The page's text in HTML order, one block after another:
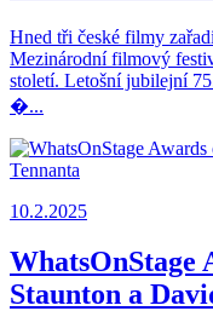
Hned tři české filmy
Mezinárodní filmový
století. Letošní jubilejní
�...
10.2.2025
WhatsOnStage
Staunton a